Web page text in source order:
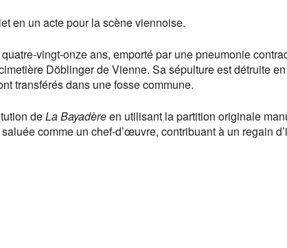
en un acte pour la scène viennoise.
vingt-onze ans, emporté par une pneumonie
Döblinger de Vienne. Sa sépulture est détruite en
transférés dans une fosse commune.
deLa Bayadèreen utilisant la partition originale
comme un chef-d’œuvre, contribuant à un regain